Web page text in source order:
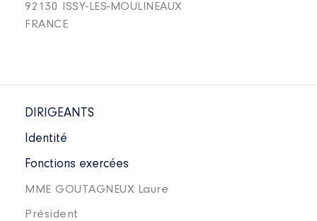
92130 ISSY-LES-MOULINEAUX
FRANCE
DIRIGEANTS
Identité
Fonctions exercées
MME GOUTAGNEUX Laure
Président